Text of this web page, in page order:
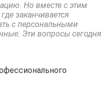
Но вместе с этим
заканчивается
с персональными
Эти вопросы сегодня